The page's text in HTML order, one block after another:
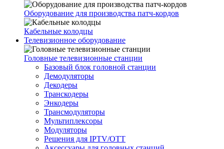
Оборудование для производства патч-кордов
Кабельные колодцы
Телевизионное оборудование
Головные телевизионные станции
Базовый блок головной станции
Демодуляторы
Декодеры
Транскодеры
Энкодеры
Трансмодуляторы
Мультиплексоры
Модуляторы
Решения для IPTV/OTT